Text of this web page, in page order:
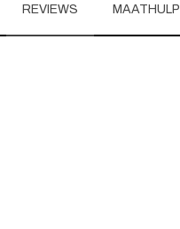
REVIEWS MAATHULP